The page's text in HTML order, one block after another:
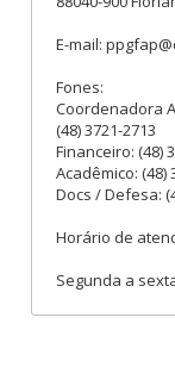
E-mail:
Fones:
Coordenadora
(48) 3721-2713
Financeiro: (48)
Acadêmico: (48)
Docs / Defesa:
Horário de
Segunda a